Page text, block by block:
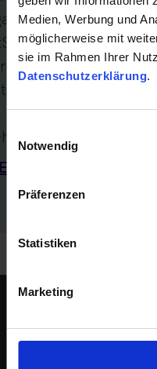
Medien, Werbung und
möglicherweise mit
sie im Rahmen Ihrer
Datenschutzerklärung.
Notwendig
Präferenzen
Statistiken
Marketing
vor Ausführung
zu: